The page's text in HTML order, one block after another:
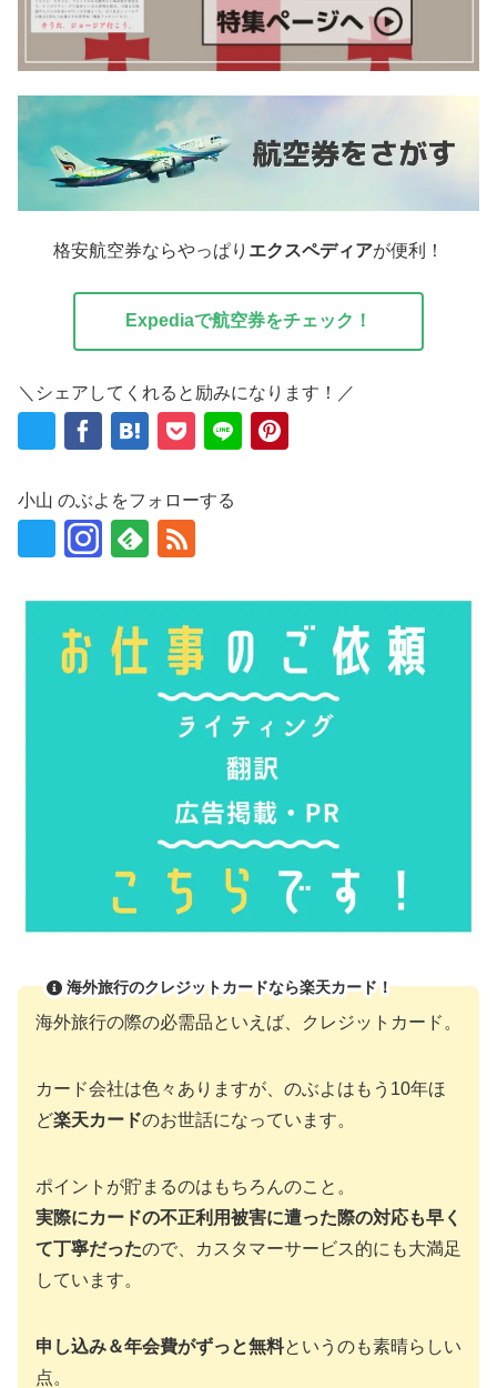
格安航空券ならやっぱり エクスペディアが便利！
Expediaで航空券をチェック！
＼シェアしてくれると励みになります！／
小山 のぶよをフォローする
海外旅行のクレジットカードなら楽天カード！
海外旅行の際の必需品といえば、クレジットカード。
カード会社は色々ありますが、のぶよはもう10年ほ
ど楽天カードのお世話になっています。
ポイントが貯まるのはもちろんのこと。
実際にカードの不正利用被害に遭った際の対応も早く
て丁寧だったので、カスタマーサービス的にも大満足
しています。
申し込み＆年会費がずっと無料というのも素晴らしい
点。